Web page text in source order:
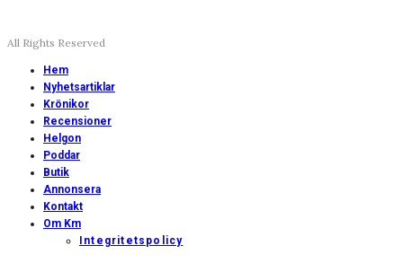
All Rights Reserved
Hem
Nyhetsartiklar
Krönikor
Recensioner
Helgon
Poddar
Butik
Annonsera
Kontakt
Om Km
Integritetspolicy